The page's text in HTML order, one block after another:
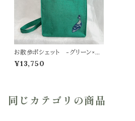
お散歩ポシェット -グリーン×孔
雀-
¥13,750
同じカテゴリの商品